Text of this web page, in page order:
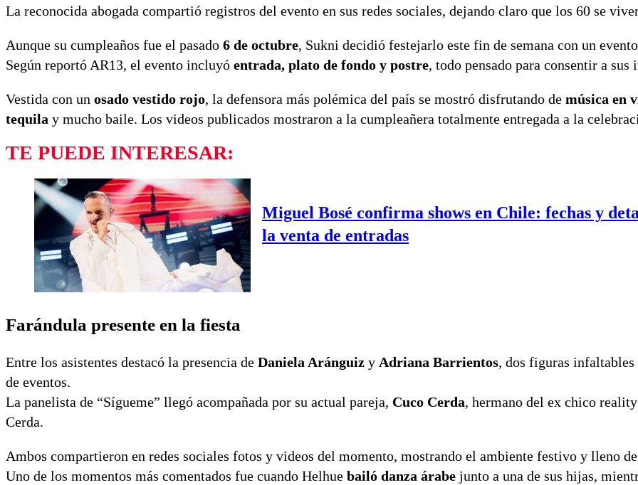
La reconocida abogada compartió registros del evento en sus redes sociales, dejando claro que los 60 se
Aunque su cumpleaños fue el pasado 6 de octubre, Sukni decidió festejarlo este fin de semana con un
Según reportó AR13, el evento incluyó entrada, plato de fondo y postre, todo pensado para consentir a sus
Vestida con un osado vestido rojo, la defensora más polémica del país se mostró disfrutando de música en
tequila y mucho baile. Los videos publicados mostraron a la cumpleañera totalmente entregada a la
TE PUEDE INTERESAR:
Miguel Bosé confirma shows en Chile: fechas y
la venta de entradas
Farándula presente en la fiesta
Entre los asistentes destacó la presencia de Daniela Aránguiz y Adriana Barrientos, dos figuras infaltables
de eventos.
La panelista de “Sígueme” llegó acompañada por su actual pareja, Cuco Cerda, hermano del ex chico
Cerda.
Ambos compartieron en redes sociales fotos y videos del momento, mostrando el ambiente festivo y lleno
Uno de los momentos más comentados fue cuando Helhue bailó danza árabe junto a una de sus hijas,